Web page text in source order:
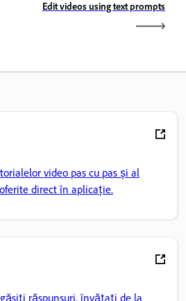
Edit videos using text prompts
video pas cu pas și al
direct în aplicație.
răspunsuri, învățați de la